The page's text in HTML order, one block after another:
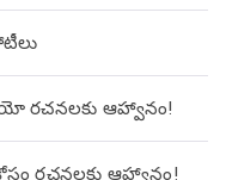
రచనలకు ఆహ్వానం!
రచనలకు ఆహ్వానం!